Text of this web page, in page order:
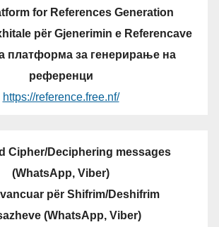
for References Generation
për Gjenerimin e Referencave
платформа за генерирање на
референци
https://reference.free.nf/
Cipher/Deciphering messages
(WhatsApp, Viber)
për Shifrim/Deshifrim
(WhatsApp, Viber)